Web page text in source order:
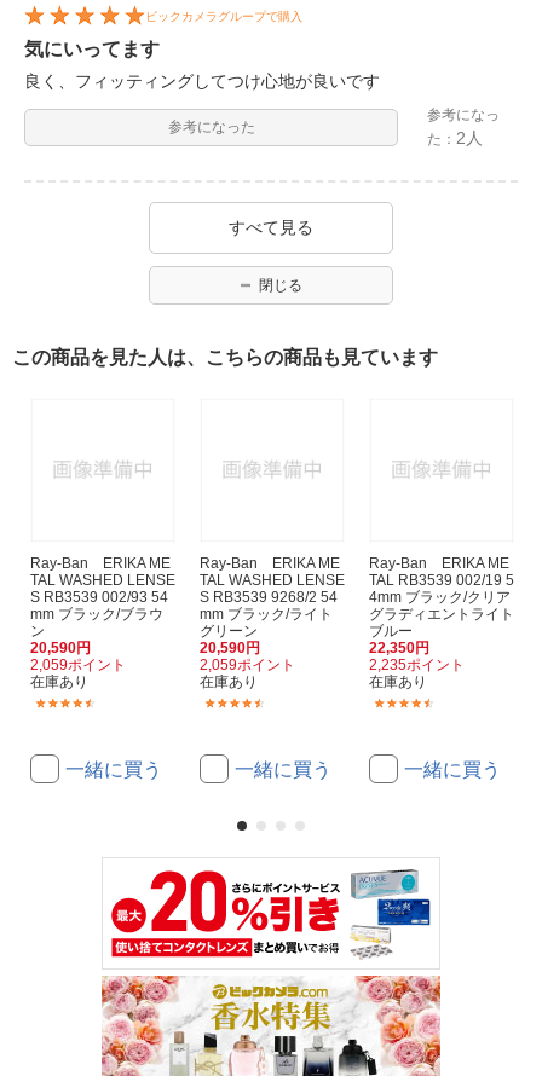
ビックカメラグループで購入
気にいってます
良く、フィッティングしてつけ心地が良いです
参考になった
参考になっ
た： 2人
すべて見る
閉じる
この商品を見た人は、こちらの商品も見ています
Ray-Ban ERIKA ME
TAL WASHED LENSE
S RB3539 002/93 54
mm ブラック/ブラウ
ン
20,590円
2,059ポイント
在庫あり
一緒に買う
Ray-Ban ERIKA ME
TAL WASHED LENSE
S RB3539 9268/2 54
mm ブラック/ライト
グリーン
20,590円
2,059ポイント
在庫あり
一緒に買う
Ray-Ban ERIKA ME
TAL RB3539 002/19 5
4mm ブラック/クリア
グラディエントライト
ブルー
22,350円
2,235ポイント
在庫あり
一緒に買う